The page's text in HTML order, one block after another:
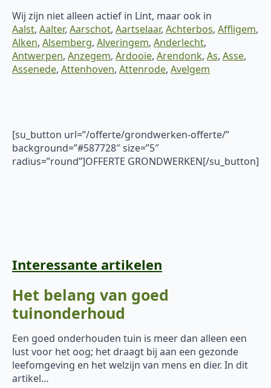
Wij zijn niet alleen actief in Lint, maar ook in
Aalst, Aalter, Aarschot, Aartselaar, Achterbos, Affligem,
Alken, Alsemberg, Alveringem, Anderlecht,
Antwerpen, Anzegem, Ardooie, Arendonk, As, Asse,
Assenede, Attenhoven, Attenrode, Avelgem
[su_button url=”/offerte/grondwerken-offerte/”
background=”#587728″ size=”5″
radius=”round”]OFFERTE GRONDWERKEN[/su_button]
Interessante artikelen
Het belang van goed
tuinonderhoud
Een goed onderhouden tuin is meer dan alleen een
lust voor het oog; het draagt bij aan een gezonde
leefomgeving en het welzijn van mens en dier. In dit
artikel…